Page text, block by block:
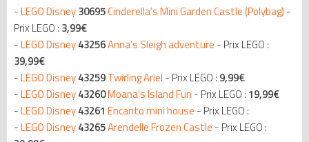
-LEGO Disney30695Cinderella’s Mini Garden Castle (Polybag) -
Prix LEGO : 3,99€
-LEGO Disney43256Anna's Sleigh adventure - Prix LEGO :
39,99€
-LEGO Disney43259Twirling Ariel - Prix LEGO : 9,99€
-LEGO Disney43260Moana's Island Fun - Prix LEGO : 19,99€
-LEGO Disney43261 Encanto mini house - Prix LEGO :
-LEGO Disney43265Arendelle Frozen Castle - Prix LEGO :